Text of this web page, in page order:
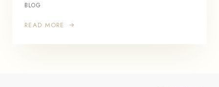
BLOG
READ MORE